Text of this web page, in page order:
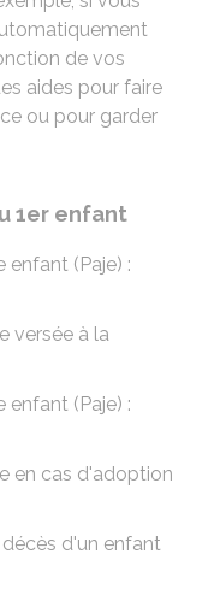
de vos
aides pour faire
ou pour garder
1er enfant
enfant (Paje) :
versée à la
enfant (Paje) :
en cas d'adoption
d'un enfant